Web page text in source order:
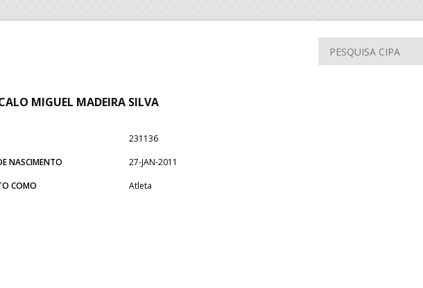
MIGUEL MADEIRA SILVA
231136
NASCIMENTO
27-JAN-2011
COMO
Atleta